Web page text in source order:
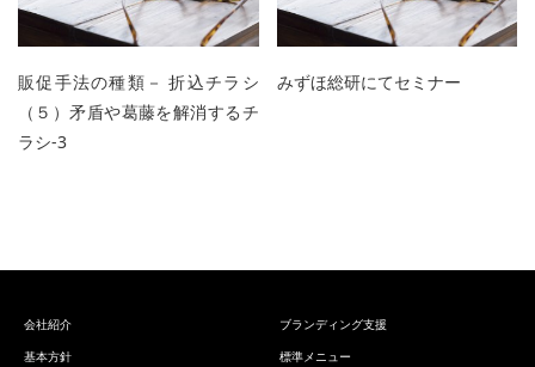
販促手法の種類－ 折込チラシ
（５）矛盾や葛藤を解消するチ
ラシ-3
みずほ総研にてセミナー
会社紹介
基本方針
ブランディング支援
標準メニュー